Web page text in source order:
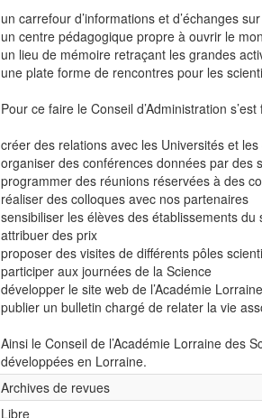
un carrefour d’informations et d’échanges
un centre pédagogique propre à ouvrir le
un lieu de mémoire retraçant les grandes
une plate forme de rencontres pour les
Pour ce faire le Conseil d’Administration
créer des relations avec les Universités et
organiser des conférences données par des
programmer des réunions réservées à des
réaliser des colloques avec nos partenaires
sensibiliser les élèves des établissements
attribuer des prix
proposer des visites de différents pôles
participer aux journées de la Science
développer le site web de l’Académie
publier un bulletin chargé de relater la vie
Ainsi le Conseil de l’Académie Lorraine des
développées en Lorraine.
Archives de revues
Libre